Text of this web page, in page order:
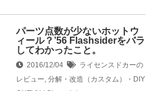
パーツ点数が少ないホットウ
ィール？’56 Flashsiderをバラ
してわかったこと。
2016/12/04
ライセンスドカーの
レビュー, 分解・改造（カスタム）・DIY